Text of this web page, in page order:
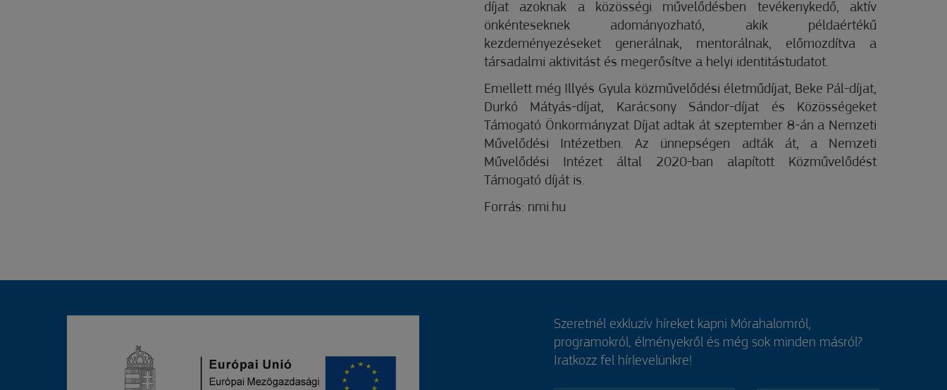
díjat azoknak a közösségi művelődésben tevékenykedő, aktív
önkénteseknek adományozható, akik példaértékű
kezdeményezéseket generálnak, mentorálnak, előmozdítva a
társadalmi aktivitást és megerősítve a helyi identitástudatot.
Emellett még Illyés Gyula közművelődési életműdíjat, Beke Pál-díjat,
Durkó Mátyás-díjat, Karácsony Sándor-díjat és Közösségeket
Támogató Önkormányzat Díjat adtak át szeptember 8-án a Nemzeti
Művelődési Intézetben. Az ünnepségen adták át, a Nemzeti
Művelődési Intézet által 2020-ban alapított Közművelődést
Támogató díját is.
Forrás: nmi.hu
Szeretnél exkluzív híreket kapni Mórahalomról,
programokról, élményekről és még sok minden másról?
Iratkozz fel hírlevelünkre!